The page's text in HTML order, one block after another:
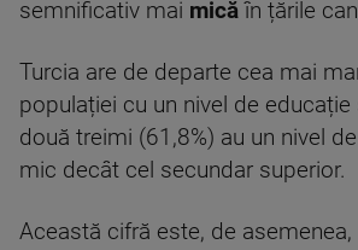
semnificativ mai micăîn țările
Turcia are de departe cea mai
populației cu un nivel de educație
două treimi (61,8%) au un nivel
mic decât cel secundar superior.
Această cifră este, de asemenea,